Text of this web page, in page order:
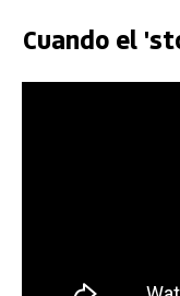
Cuando el